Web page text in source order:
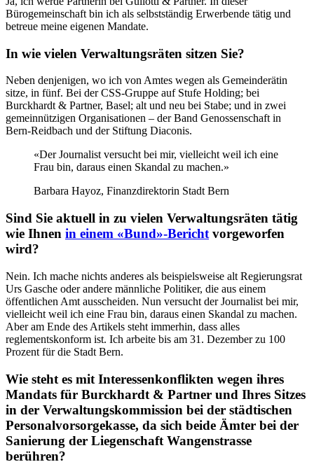
Bürogemeinschaft bin ich als selbstständig Erwerbende tätig und
betreue meine eigenen Mandate.
In wie vielen Verwaltungsräten sitzen Sie?
Neben denjenigen, wo ich von Amtes wegen als Gemeinderätin
sitze, in fünf. Bei der CSS-Gruppe auf Stufe Holding; bei
Burckhardt & Partner, Basel; alt und neu bei Stabe; und in zwei
gemeinnützigen Organisationen – der Band Genossenschaft in
Bern-Reidbach und der Stiftung Diaconis.
«Der Journalist versucht bei mir, vielleicht weil ich eine
Frau bin, daraus einen Skandal zu machen.»
Barbara Hayoz, Finanzdirektorin Stadt Bern
Sind Sie aktuell in zu vielen Verwaltungsräten tätig
wie Ihnen in einem «Bund»-Bericht vorgeworfen
wird?
Nein. Ich mache nichts anderes als beispielsweise alt Regierungsrat
Urs Gasche oder andere männliche Politiker, die aus einem
öffentlichen Amt ausscheiden. Nun versucht der Journalist bei mir,
vielleicht weil ich eine Frau bin, daraus einen Skandal zu machen.
Aber am Ende des Artikels steht immerhin, dass alles
reglementskonform ist. Ich arbeite bis am 31. Dezember zu 100
Prozent für die Stadt Bern.
Wie steht es mit Interessenkonflikten wegen ihres
Mandats für Burckhardt & Partner und Ihres Sitzes
in der Verwaltungskommission bei der städtischen
Personalvorsorgekasse, da sich beide Ämter bei der
Sanierung der Liegenschaft Wangenstrasse
berühren?